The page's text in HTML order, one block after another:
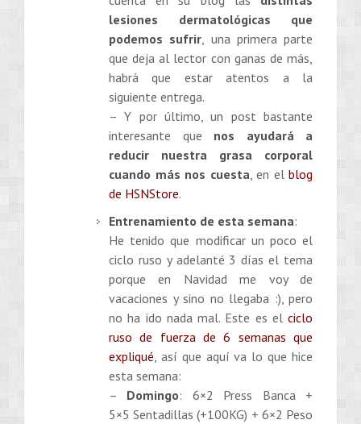
lesiones dermatológicas que
podemos sufrir , una primera parte
que deja al lector con ganas de más,
habrá que estar atentos a la
siguiente entrega.
– Y por último, un post bastante
interesante que nos ayudará a
reducir nuestra grasa corporal
cuando más nos cuesta , en el blog
de HSNStore.
Entrenamiento de esta semana:
He tenido que modificar un poco el
ciclo ruso y adelanté 3 días el tema
porque en Navidad me voy de
vacaciones y sino no llegaba :), pero
no ha ido nada mal. Este es el ciclo
ruso de fuerza de 6 semanas que
expliqué , así que aquí va lo que hice
esta semana:
– Domingo: 6×2 Press Banca +
5×5 Sentadillas (+100KG) + 6×2 Peso